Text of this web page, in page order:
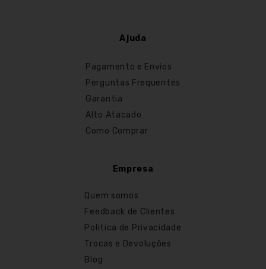
Ajuda
Pagamento e Envios
Perguntas Frequentes
Garantia
Alto Atacado
Como Comprar
Empresa
Quem somos
Feedback de Clientes
Politica de Privacidade
Trocas e Devoluções
Blog